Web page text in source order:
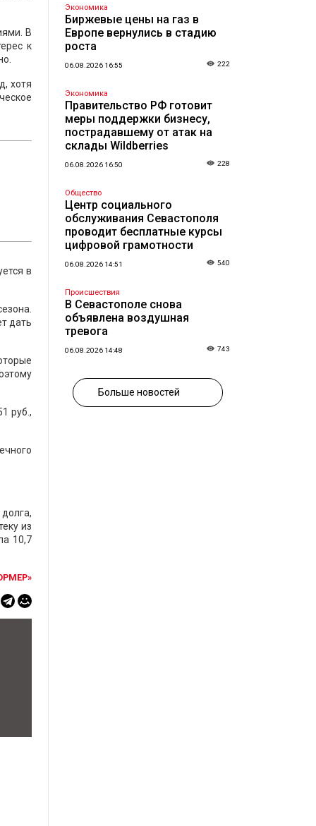
В
к
хотя
в
дать
руб.,
из
10,7
Экономика
Биржевые цены на газ в
Европе вернулись в стадию
роста
06.08.2026 16:55 222
Экономика
Правительство РФ готовит
меры поддержки бизнесу,
пострадавшему от атак на
склады Wildberries
06.08.2026 16:50 228
Общество
Центр социального
обслуживания Севастополя
проводит бесплатные курсы
цифровой грамотности
06.08.2026 14:51 540
Происшествия
В Севастополе снова
объявлена воздушная
тревога
06.08.2026 14:48 743
Больше новостей